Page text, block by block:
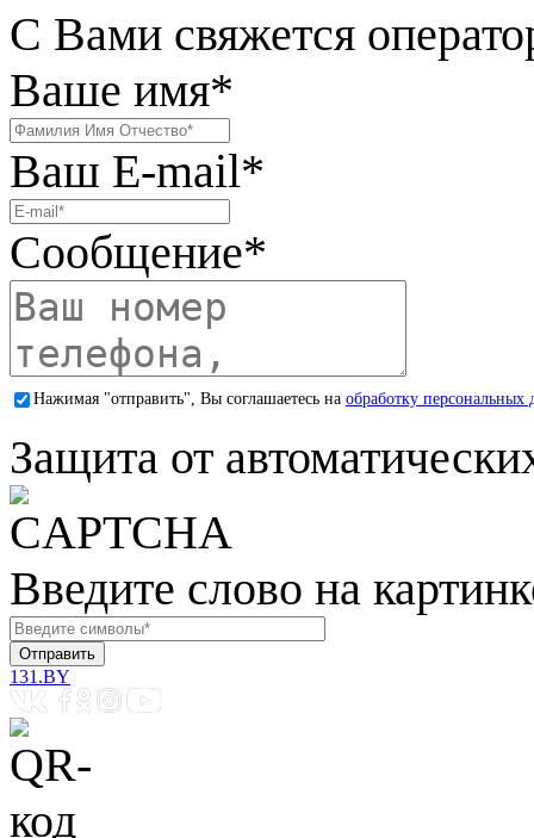
С Вами свяжется
Ваше имя*
Ваш E-mail*
Сообщение*
Нажимая "отправить", Вы соглашаетесь на обработку персональных
Защита от
Введите слово на
131.BY